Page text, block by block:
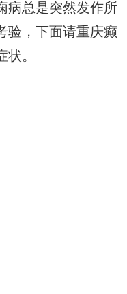
病总是突然发作所
验，下面请重庆癫
。